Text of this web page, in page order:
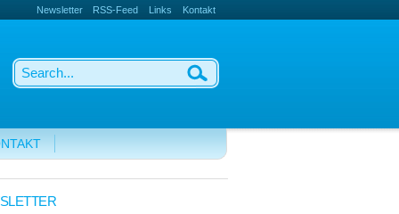
Newsletter RSS-Feed Links Kontakt